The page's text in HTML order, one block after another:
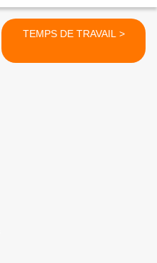
TEMPS DE TRAVAIL >